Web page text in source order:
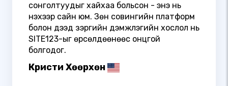
сонголтуудыг хайхаа больсон - энэ нь
үнэхээр сайн юм. Зөн совингийн платформ
болон дээд зэргийн дэмжлэгийн хослол нь
SITE123-ыг өрсөлдөөнөөс онцгой
болгодог.
Кристи Хөөрхөн